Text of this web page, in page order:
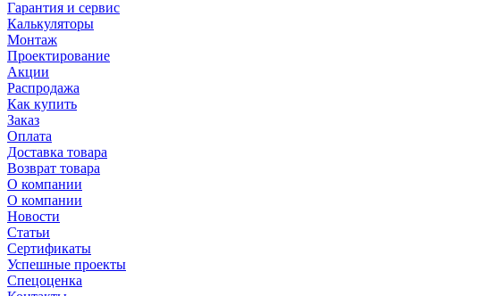
Гарантия и сервис
Калькуляторы
Монтаж
Проектирование
Акции
Распродажа
Как купить
Заказ
Оплата
Доставка товара
Возврат товара
О компании
О компании
Новости
Статьи
Сертификаты
Успешные проекты
Спецоценка